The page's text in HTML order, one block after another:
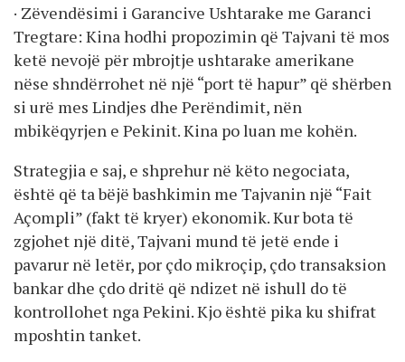
· Zëvendësimi i Garancive Ushtarake me Garanci
Tregtare: Kina hodhi propozimin që Tajvani të mos
ketë nevojë për mbrojtje ushtarake amerikane
nëse shndërrohet në një “port të hapur” që shërben
si urë mes Lindjes dhe Perëndimit, nën
mbikëqyrjen e Pekinit. Kina po luan me kohën.
Strategjia e saj, e shprehur në këto negociata,
është që ta bëjë bashkimin me Tajvanin një “Fait
Açompli” (fakt të kryer) ekonomik. Kur bota të
zgjohet një ditë, Tajvani mund të jetë ende i
pavarur në letër, por çdo mikroçip, çdo transaksion
bankar dhe çdo dritë që ndizet në ishull do të
kontrollohet nga Pekini. Kjo është pika ku shifrat
mposhtin tanket.